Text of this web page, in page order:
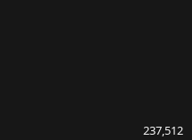
237,512